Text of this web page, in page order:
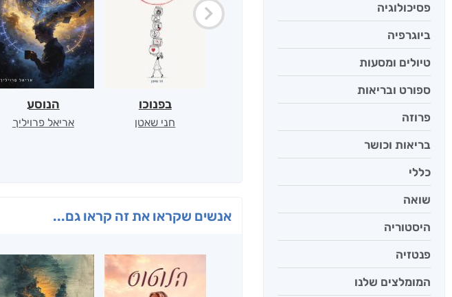
פסיכולוגיה
ביוגרפיה
טיולים ומסעות
ספורט ובריאות
פרוזה
בריאות וכושר
כללי
שואה
היסטוריה
פנטזיה
המומלצים שלנו
בפנוכו
חני שאטן
הנוסע
אריאל פרויליך
אנשים שקראו את זה קראו גם...